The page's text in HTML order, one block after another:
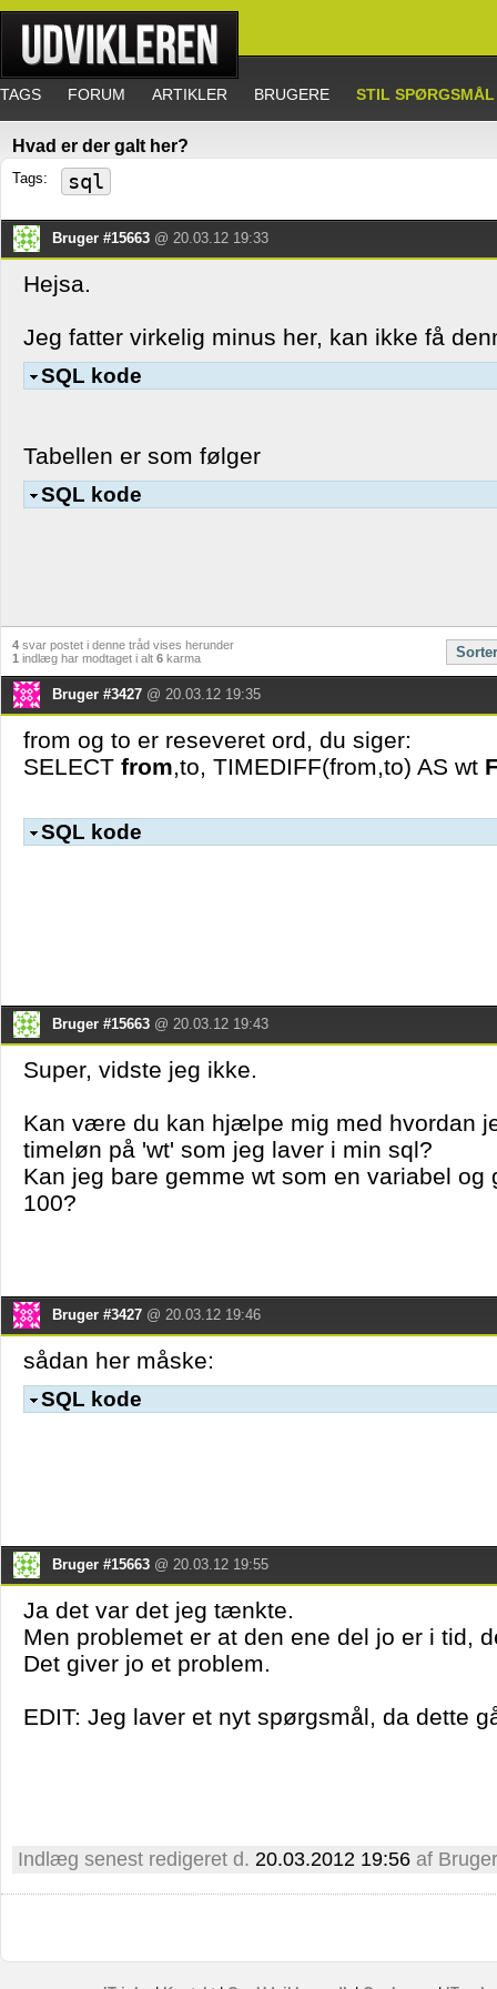
TAGS FORUM ARTIKLER BRUGERE STIL SPØRGSMÅL
Hvad er der galt her?
Tags: sql
Bruger #15663 @ 20.03.12 19:33
Hejsa.
Jeg fatter virkelig minus her, kan ikke få
SQL kode
Tabellen er som følger
SQL kode
4 svar postet i denne tråd vises herunder
1 indlæg har modtaget i alt 6 karma
Bruger #3427 @ 20.03.12 19:35
from og to er reseveret ord, du siger:
SELECT from,to, TIMEDIFF(from,to) AS wt
SQL kode
Bruger #15663 @ 20.03.12 19:43
Super, vidste jeg ikke.
Kan være du kan hjælpe mig med hvordan
timeløn på 'wt' som jeg laver i min sql?
Kan jeg bare gemme wt som en variabel og
100?
Bruger #3427 @ 20.03.12 19:46
sådan her måske:
SQL kode
Bruger #15663 @ 20.03.12 19:55
Ja det var det jeg tænkte.
Men problemet er at den ene del jo er i tid,
Det giver jo et problem.
EDIT: Jeg laver et nyt spørgsmål, da dette
Indlæg senest redigeret d. 20.03.2012 19:56 af